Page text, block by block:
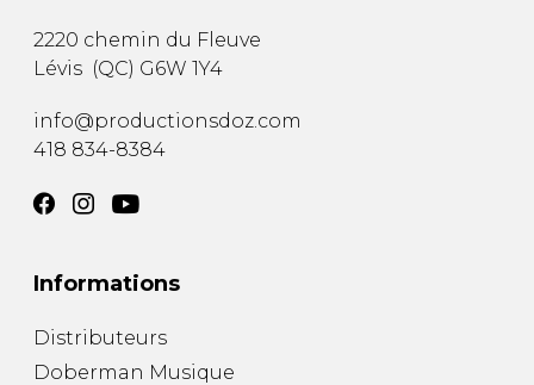
2220 chemin du Fleuve
Lévis (QC) G6W 1Y4
info@productionsdoz.com
418 834-8384
Informations
Distributeurs
Doberman Musique